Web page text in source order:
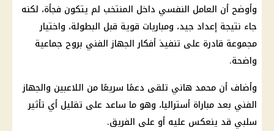
وأوضح أن العامل النفسي داخل المنتخب لم يتكون فجأة، لكنه
جاء نتيجة إعداد جيد، ومباريات قوية قبل البطولة، واختيار
مجموعة قادرة على تنفيذ أفكار الجهاز الفني بروح جماعية
واضحة.
وأضاف أن محمد هاني تلقى دعمًا سريعًا من اللاعبين والجهاز
الفني بعد مباراة أستراليا، وهو ما ساعد على تقليل أي تأثير
سلبي قد ينعكس عليه أو على الفريق.